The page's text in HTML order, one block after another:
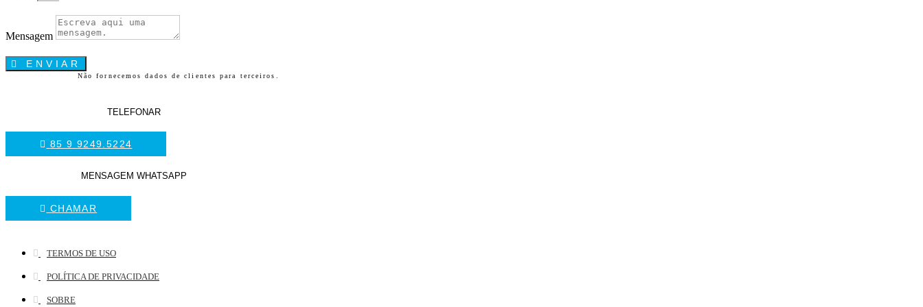
Mensagem
ENVIAR
Não fornecemos dados de clientes para terceiros.
TELEFONAR
85 9 9249.5224
MENSAGEM WHATSAPP
CHAMAR
TERMOS DE USO
POLÍTICA DE PRIVACIDADE
SOBRE